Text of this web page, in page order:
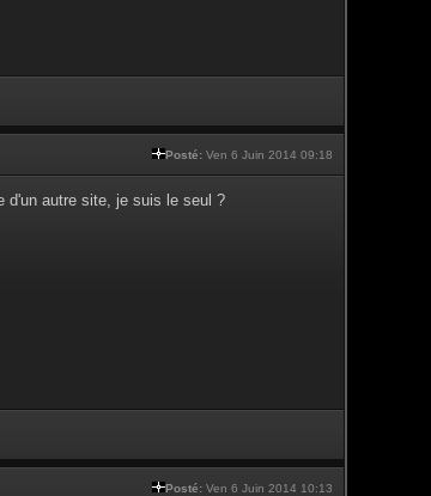
Posté: Ven 6 Juin 2014 09:18
d'un autre site, je suis le seul ?
Posté: Ven 6 Juin 2014 10:13